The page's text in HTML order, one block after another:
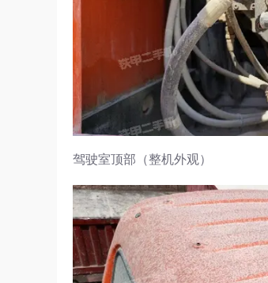
驾驶室顶部（整机外观）